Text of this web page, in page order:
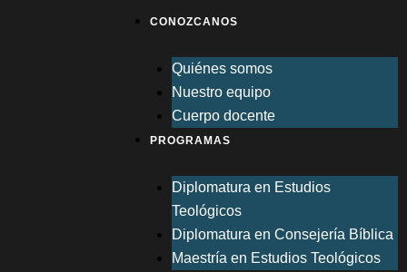
CONOZCANOS
Quiénes somos
Nuestro equipo
Cuerpo docente
PROGRAMAS
Diplomatura en Estudios
Teológicos
Diplomatura en Consejería Bíblica
Maestría en Estudios Teológicos